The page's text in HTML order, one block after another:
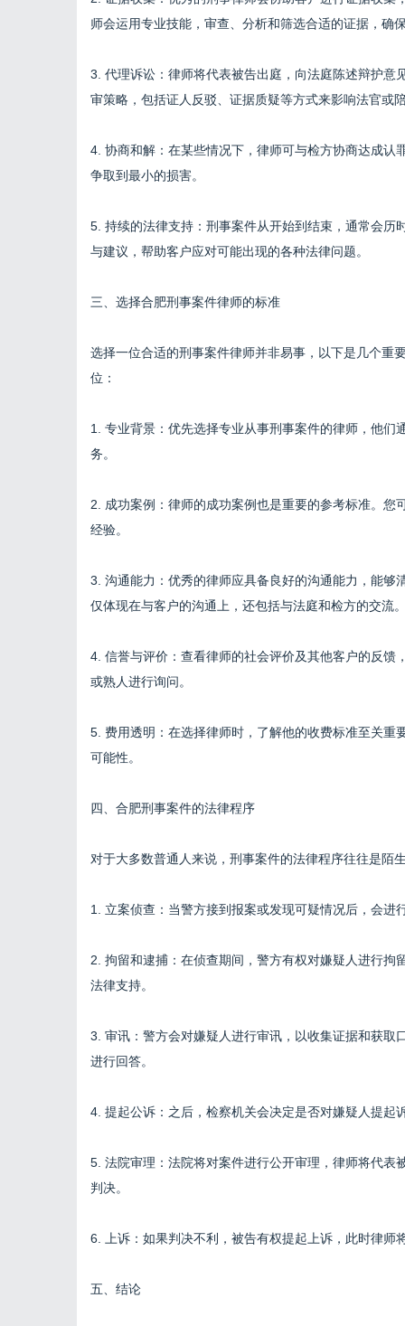
师会运用专业技能，审查、分析和筛选合适的证据，确
3. 代理诉讼：律师将代表被告出庭，向法庭陈述辩护
审策略，包括证人反驳、证据质疑等方式来影响法官或
4. 协商和解：在某些情况下，律师可与检方协商达成
争取到最小的损害。
5. 持续的法律支持：刑事案件从开始到结束，通常会
与建议，帮助客户应对可能出现的各种法律问题。
三、选择合肥刑事案件律师的标准
选择一位合适的刑事案件律师并非易事，以下是几个重
位：
1. 专业背景：优先选择专业从事刑事案件的律师，他
务。
2. 成功案例：律师的成功案例也是重要的参考标准。
经验。
3. 沟通能力：优秀的律师应具备良好的沟通能力，能
仅体现在与客户的沟通上，还包括与法庭和检方的交流
4. 信誉与评价：查看律师的社会评价及其他客户的反
或熟人进行询问。
5. 费用透明：在选择律师时，了解他的收费标准至关
可能性。
四、合肥刑事案件的法律程序
对于大多数普通人来说，刑事案件的法律程序往往是陌
1. 立案侦查：当警方接到报案或发现可疑情况后，会
2. 拘留和逮捕：在侦查期间，警方有权对嫌疑人进行
法律支持。
3. 审讯：警方会对嫌疑人进行审讯，以收集证据和获
进行回答。
4. 提起公诉：之后，检察机关会决定是否对嫌疑人提
5. 法院审理：法院将对案件进行公开审理，律师将代
判决。
6. 上诉：如果判决不利，被告有权提起上诉，此时律师
五、结论